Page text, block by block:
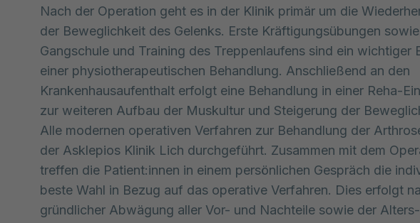
Nach der Operation geht es in der Klinik primär um die
der Beweglichkeit des Gelenks. Erste Kräftigungsübungen sowie
Gangschule und Training des Treppenlaufens sind ein wichtiger
einer physiotherapeutischen Behandlung. Anschließend an den
Krankenhausaufenthalt erfolgt eine Behandlung in einer Reha-
zur weiteren Aufbau der Muskultur und Steigerung der
Alle modernen operativen Verfahren zur Behandlung der
der Asklepios Klinik Lich durchgeführt. Zusammen mit dem
treffen die Patient:innen in einem persönlichen Gespräch die
beste Wahl in Bezug auf das operative Verfahren. Dies erfolgt
gründlicher Abwägung aller Vor- und Nachteile sowie der